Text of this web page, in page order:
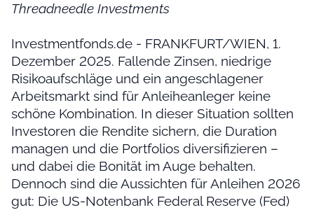
Threadneedle Investments
Investmentfonds.de - FRANKFURT/WIEN, 1.
Dezember 2025. Fallende Zinsen, niedrige
Risikoaufschläge und ein angeschlagener
Arbeitsmarkt sind für Anleiheanleger keine
schöne Kombination. In dieser Situation sollten
Investoren die Rendite sichern, die Duration
managen und die Portfolios diversifizieren –
und dabei die Bonität im Auge behalten.
Dennoch sind die Aussichten für Anleihen 2026
gut: Die US-Notenbank Federal Reserve (Fed)